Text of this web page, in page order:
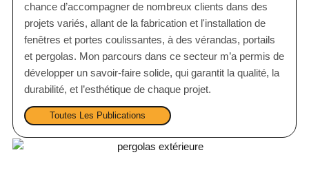
chance d’accompagner de nombreux clients dans des
projets variés, allant de la fabrication et l'installation de
fenêtres et portes coulissantes, à des vérandas, portails
et pergolas. Mon parcours dans ce secteur m’a permis de
développer un savoir-faire solide, qui garantit la qualité, la
durabilité, et l’esthétique de chaque projet.
Toutes Les Publications